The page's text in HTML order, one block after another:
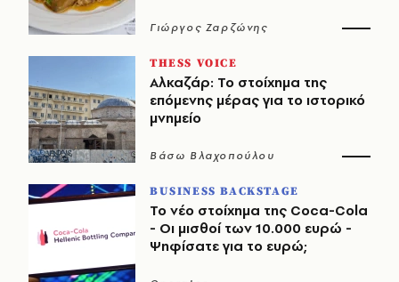
Γιώργος Ζαρζώνης
THESS VOICE
Αλκαζάρ: Το στοίχημα της
επόμενης μέρας για το ιστορικό
μνημείο
Βάσω Βλαχοπούλου
BUSINESS BACKSTAGE
Το νέο στοίχημα της Coca-Cola
- Οι μισθοί των 10.000 ευρώ -
Ψηφίσατε για το ευρώ;